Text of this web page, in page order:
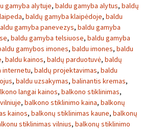
gamyba alytuje, baldu gamyba alytus, baldų
, baldų gamyba klaipėdoje, baldu
gamyba panevezys, baldu gamyba
, baldu gamyba telsiuose, baldu gamyba
gamybos imones, baldu imones, baldu
, baldu kainos, baldų parduotuvė, baldų
internetu, baldų projektavimas, baldu
, baldu uzsakymas, balinantis kremas,
langai kainos, balkono stiklinimas,
, balkono stiklinimo kaina, balkonų
kainos, balkonų stiklinimas kaune, balkonų
stiklinimas vilnius, balkonų stiklinimo